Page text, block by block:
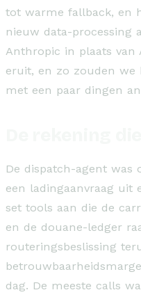
tot warme fallback, en
nieuw data-processing
Anthropic in plaats van
eruit, en zo zouden we
met een paar dingen
De dispatch-agent was
een ladingaanvraag uit
set tools aan die de
en de douane-ledger
routeringsbeslissing
dag. De meeste calls